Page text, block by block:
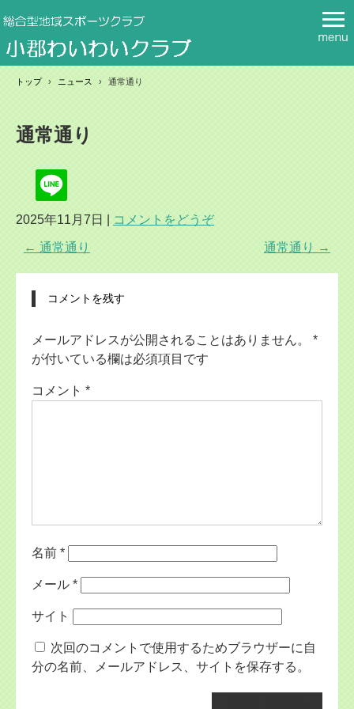
トップ › ニュース › 通常通り
通常通り
2025年11月7日 |コメントをどうぞ
←通常通り 通常通り→
コメントを残す
メールアドレスが公開されることはありません。
*
が付いている欄は必須項目です
コメント *
名前 *
メール *
サイト
次回のコメントで使用するためブラウザーに自
分の名前、メールアドレス、サイトを保存する。